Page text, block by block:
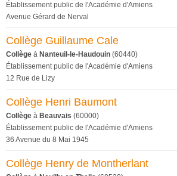
Établissement public de l'Académie d'Amiens
Avenue Gérard de Nerval
Collège Guillaume Cale
Collège à Nanteuil-le-Haudouin (60440)
Établissement public de l'Académie d'Amiens
12 Rue de Lizy
Collège Henri Baumont
Collège à Beauvais (60000)
Établissement public de l'Académie d'Amiens
36 Avenue du 8 Mai 1945
Collège Henry de Montherlant